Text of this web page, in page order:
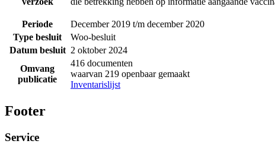
Periode
December 2019 t/m december 2020
Type besluit
Woo-besluit
Datum besluit 2 oktober 2024
Omvang
publicatie
416 documenten
waarvan 219 openbaar gemaakt
Inventarislijst
Footer
Service